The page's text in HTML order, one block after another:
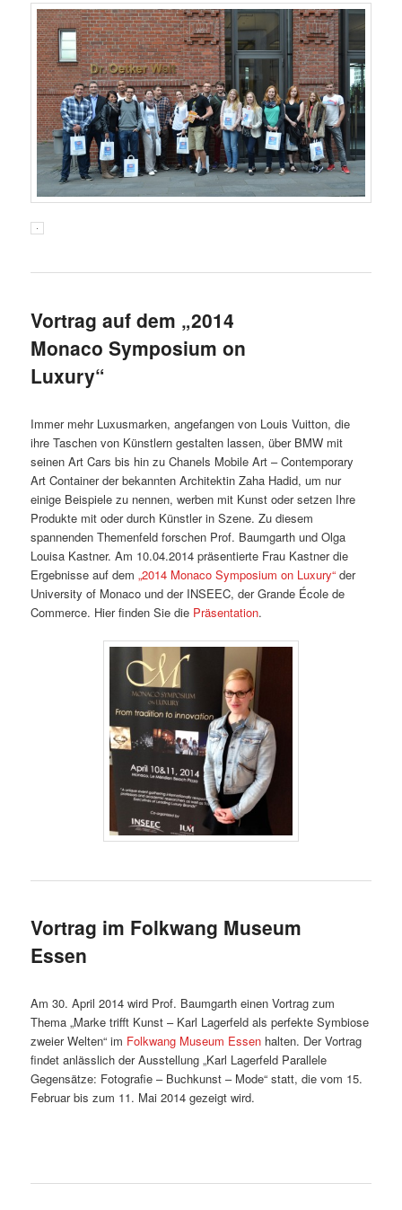
Vortrag auf dem „2014
Monaco Symposium on
Luxury“
Immer mehr Luxusmarken, angefangen von Louis Vuitton, die
ihre Taschen von Künstlern gestalten lassen, über BMW mit
seinen Art Cars bis hin zu Chanels Mobile Art – Contemporary
Art Container der bekannten Architektin Zaha Hadid, um nur
einige Beispiele zu nennen, werben mit Kunst oder setzen Ihre
Produkte mit oder durch Künstler in Szene. Zu diesem
spannenden Themenfeld forschen Prof. Baumgarth und Olga
Louisa Kastner. Am 10.04.2014 präsentierte Frau Kastner die
Ergebnisse auf dem„2014 Monaco Symposium on Luxury“ der
University of Monaco und der INSEEC, der Grande École de
Commerce. Hier finden Sie die Präsentation.
Vortrag im Folkwang Museum
Essen
Am 30. April 2014 wird Prof. Baumgarth einen Vortrag zum
Thema „Marke trifft Kunst – Karl Lagerfeld als perfekte Symbiose
zweier Welten“ im Folkwang Museum Essen halten. Der Vortrag
findet anlässlich der Ausstellung „Karl Lagerfeld Parallele
Gegensätze: Fotografie – Buchkunst – Mode“ statt, die vom 15.
Februar bis zum 11. Mai 2014 gezeigt wird.